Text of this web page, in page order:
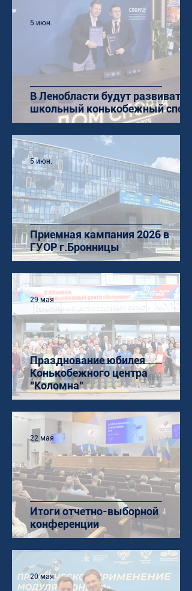
В Ленобласти будут развивать
школьный конькобежный спорт
5 июн.
Приемная кампания 2026 в
ГУОР г.Бронницы
5 июн.
Празднование юбилея
Конькобежного центра
"Коломна"
29 мая
Итоги отчетно-выборной
конференции
22 мая
20 мая